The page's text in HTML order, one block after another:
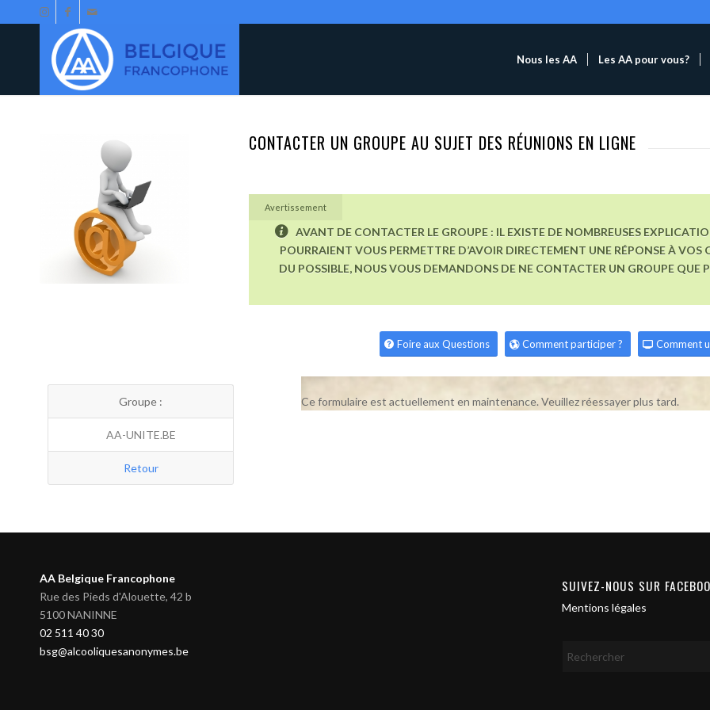
Nous les AA Les AA pour vous?
CONTACTER UN GROUPE AU SUJET DES RÉUNIONS EN LIGNE
Avertissement
AVANT DE CONTACTER LE GROUPE : IL EXISTE DE NOMBREUSES
POURRAIENT VOUS PERMETTRE D’AVOIR DIRECTEMENT UNE RÉPONSE À VOS
DU POSSIBLE, NOUS VOUS DEMANDONS DE NE CONTACTER UN GROUPE QUE
Foire aux Questions Comment participer ? Comment
Groupe :
AA-UNITE.BE
Retour
Ce formulaire est actuellement en maintenance. Veuillez réessayer plus tard.
AA Belgique Francophone
Rue des Pieds d'Alouette, 42 b
5100 NANINNE
02 511 40 30
bsg@alcooliquesanonymes.be
SUIVEZ-NOUS SUR
Mentions légales